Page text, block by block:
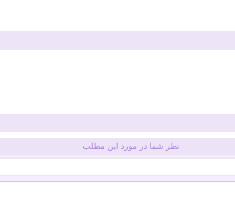
نظر شما در مورد این مطلب